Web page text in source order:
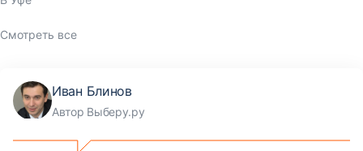
Смотреть все
Иван Блинов
Автор Выберу.ру